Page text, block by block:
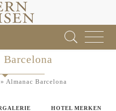
Toggle
Barcelona
» Almanac Barcelona
HOTEL MERKEN